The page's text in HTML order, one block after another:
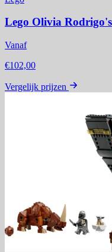
Lego Olivia
Vanaf
€102,00
Vergelijk prijzen